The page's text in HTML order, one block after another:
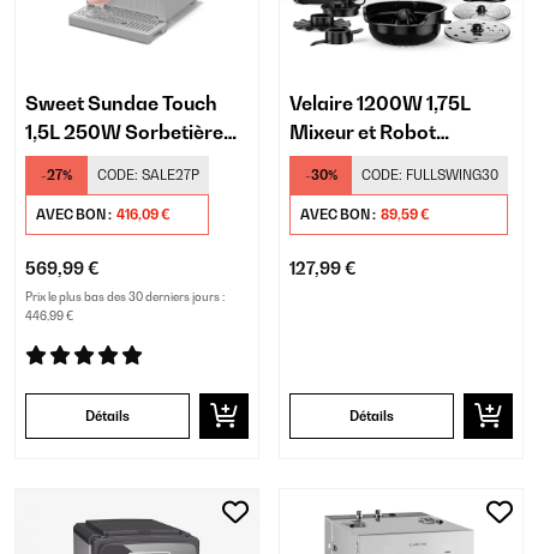
Sweet Sundae Touch
1,5L 250W Sorbetière
avec Compresseur
Blanc
-27% CODE: SALE27P
AVEC BON : 416,09 €
569,99 €
Prix le plus bas des 30 derniers jours :
446,99 €
Détails
Velaire 1200W 1,75L
Mixeur et Robot
Ménager Noir
-30% CODE: FULLSWING30
AVEC BON : 89,59 €
127,99 €
Détails